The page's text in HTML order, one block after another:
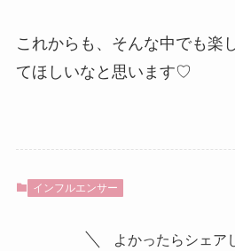
これからも、そんな中でも楽
てほしいなと思います♡
インフルエンサー
よかったらシェア